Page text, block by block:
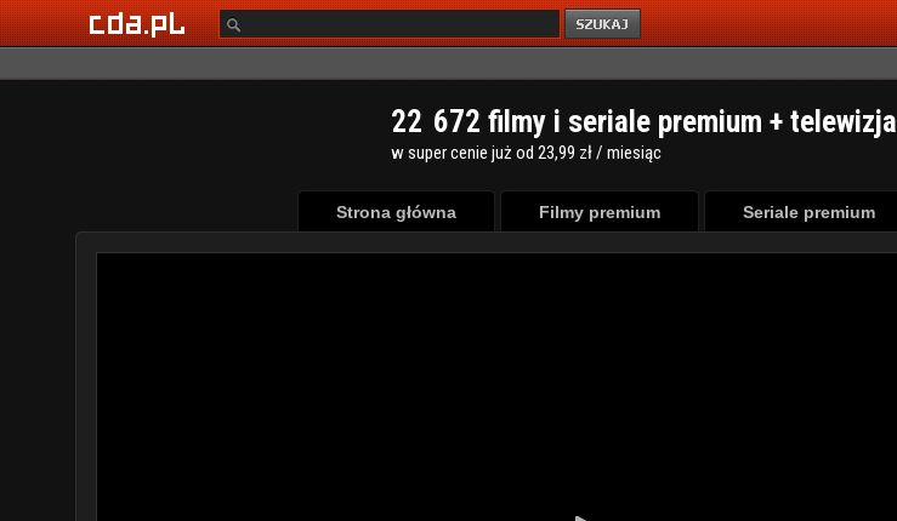
22 672 filmy i seriale premium + telewizja
w super cenie już od 23,99 zł / miesiąc
Strona główna Filmy premium Seriale premium